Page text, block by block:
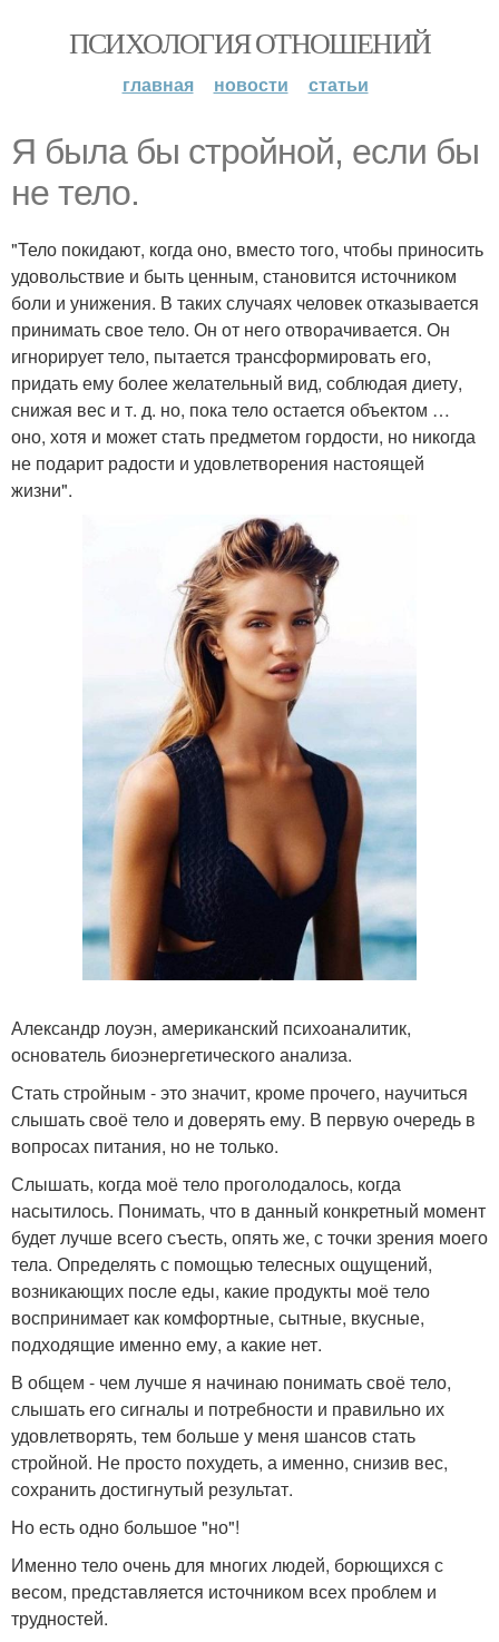
ПСИХОЛОГИЯ ОТНОШЕНИЙ
главная новости статьи
Я была бы стройной, если бы
не тело.
"Тело покидают, когда оно, вместо того, чтобы приносить
удовольствие и быть ценным, становится источником
боли и унижения. В таких случаях человек отказывается
принимать свое тело. Он от него отворачивается. Он
игнорирует тело, пытается трансформировать его,
придать ему более желательный вид, соблюдая диету,
снижая вес и т. д. но, пока тело остается объектом …
оно, хотя и может стать предметом гордости, но никогда
не подарит радости и удовлетворения настоящей
жизни".
Александр лоуэн, американский психоаналитик,
основатель биоэнергетического анализа.
Стать стройным - это значит, кроме прочего, научиться
слышать своё тело и доверять ему. В первую очередь в
вопросах питания, но не только.
Слышать, когда моё тело проголодалось, когда
насытилось. Понимать, что в данный конкретный момент
будет лучше всего съесть, опять же, с точки зрения моего
тела. Определять с помощью телесных ощущений,
возникающих после еды, какие продукты моё тело
воспринимает как комфортные, сытные, вкусные,
подходящие именно ему, а какие нет.
В общем - чем лучше я начинаю понимать своё тело,
слышать его сигналы и потребности и правильно их
удовлетворять, тем больше у меня шансов стать
стройной. Не просто похудеть, а именно, снизив вес,
сохранить достигнутый результат.
Но есть одно большое "но"!
Именно тело очень для многих людей, борющихся с
весом, представляется источником всех проблем и
трудностей.